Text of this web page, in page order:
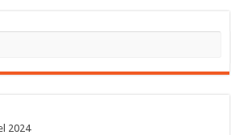
2024